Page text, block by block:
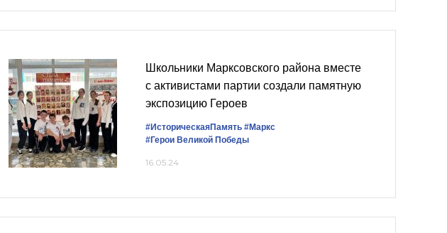
Школьники Марксовского района вместе
с активистами партии создали памятную
экспозицию Героев
#ИсторическаяПамять #Маркс
#Герои Великой Победы
16.05.24